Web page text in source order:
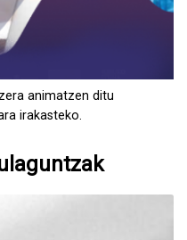
animatzen ditu
irakasteko.